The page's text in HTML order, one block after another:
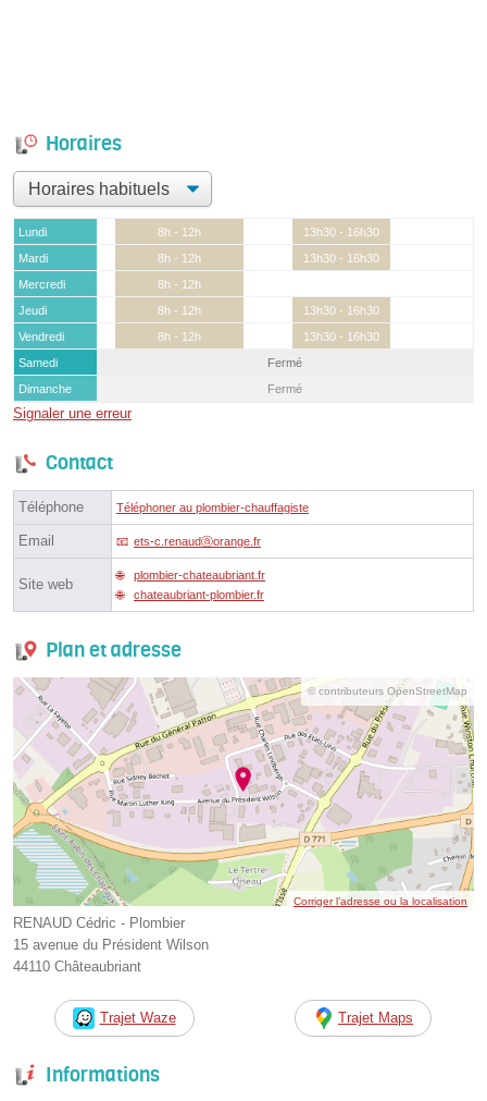
Horaires
Lundi 8h - 12h
13h30 - 16h30
Mardi
8h - 12h
13h30 - 16h30
Mercredi
8h - 12h
Jeudi
8h - 12h
13h30 - 16h30
Vendredi
8h - 12h
13h30 - 16h30
Samedi
Fermé
Dimanche
Fermé
Signaler une erreur
Contact
Téléphone Téléphoner au plombier-chauffagiste
Email ets-c.renaudⓐorange.fr
Site web
plombier-chateaubriant.fr
chateaubriant-plombier.fr
Plan et adresse
© contributeurs OpenStreetMap
Corriger l’adresse ou la localisation
RENAUD Cédric - Plombier
15 avenue du Président Wilson
44110 Châteaubriant
Trajet Waze Trajet Maps
Informations